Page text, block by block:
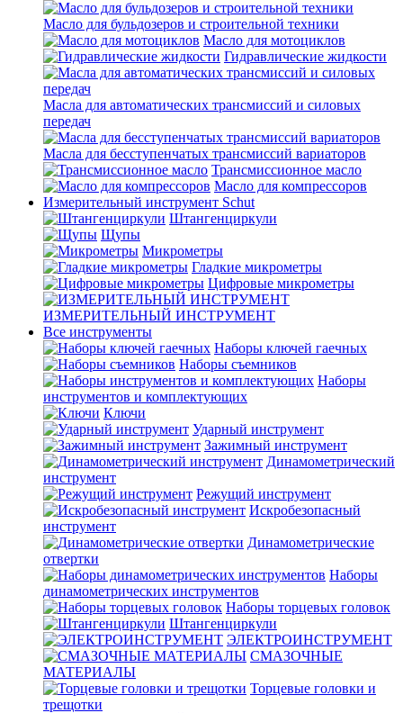
Масло для бульдозеров и строительной техники
Масло для мотоциклов
Гидравлические жидкости
Масла для автоматических трансмиссий и силовых
передач
Масла для бесступенчатых трансмиссий вариаторов
Трансмиссионное масло
Масло для компрессоров
Измерительный инструмент Schut
Штангенциркули
Щупы
Микрометры
Гладкие микрометры
Цифровые микрометры
ИЗМЕРИТЕЛЬНЫЙ ИНСТРУМЕНТ
Все инструменты
Наборы ключей гаечных
Наборы съемников
Наборы
инструментов и комплектующих
Ключи
Ударный инструмент
Зажимный инструмент
Динамометрический
инструмент
Режущий инструмент
Искробезопасный
инструмент
Динамометрические
отвертки
Наборы
динамометрических инструментов
Наборы торцевых головок
Штангенциркули
ЭЛЕКТРОИНСТРУМЕНТ
СМАЗОЧНЫЕ
МАТЕРИАЛЫ
Торцевые головки и
трещотки